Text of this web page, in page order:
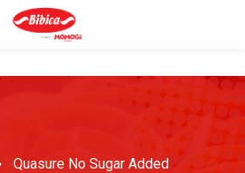
Quasure No Sugar Added